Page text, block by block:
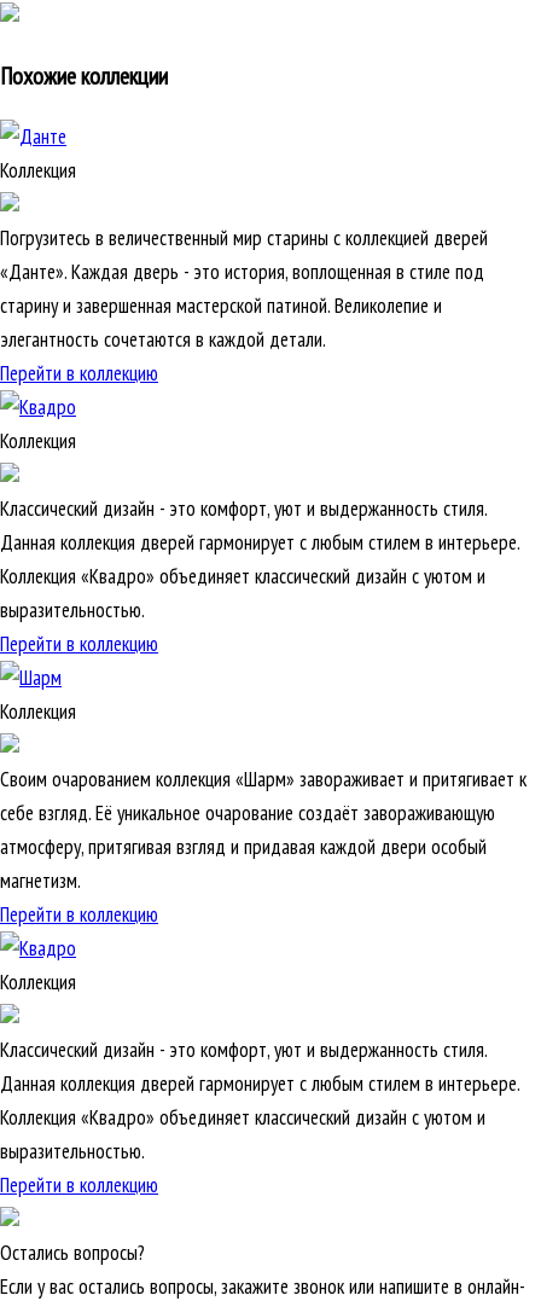
Похожие коллекции
Коллекция
Погрузитесь в величественный мир старины с коллекцией дверей
«Данте». Каждая дверь - это история, воплощенная в стиле под
старину и завершенная мастерской патиной. Великолепие и
элегантность сочетаются в каждой детали.
Перейти в коллекцию
Коллекция
Классический дизайн - это комфорт, уют и выдержанность стиля.
Данная коллекция дверей гармонирует с любым стилем в интерьере.
Коллекция «Квадро» объединяет классический дизайн с уютом и
выразительностью.
Перейти в коллекцию
Коллекция
Своим очарованием коллекция «Шарм» завораживает и притягивает к
себе взгляд. Её уникальное очарование создаёт завораживающую
атмосферу, притягивая взгляд и придавая каждой двери особый
магнетизм.
Перейти в коллекцию
Коллекция
Классический дизайн - это комфорт, уют и выдержанность стиля.
Данная коллекция дверей гармонирует с любым стилем в интерьере.
Коллекция «Квадро» объединяет классический дизайн с уютом и
выразительностью.
Перейти в коллекцию
Остались вопросы?
Если у вас остались вопросы, закажите звонок или напишите в онлайн-